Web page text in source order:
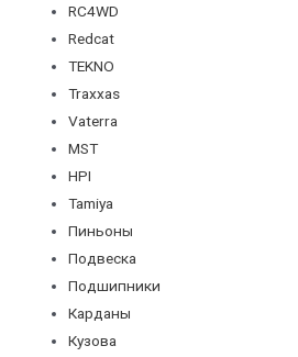
RC4WD
Redcat
TEKNO
Traxxas
Vaterra
MST
HPI
Tamiya
Пиньоны
Подвеска
Подшипники
Карданы
Кузова